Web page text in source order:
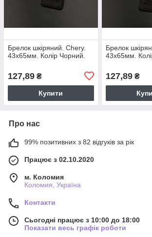
Брелок шкіряний. Chery.
43x65мм. Колір Чорний.
127,89 ₴
Купити
Брелок
43x65мм.
127,89₴
Про нас
99% позитивних з 82 відгуків за рік
Працює з 02.10.2020
м. Коломия
Коломия, Україна
Контакти
Сьогодні працює з 10:00 до 18:00
Показати весь графік роботи